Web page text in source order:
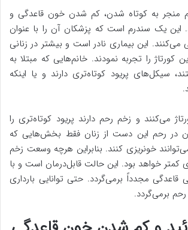
منجر به کوتاه شدن، کم شدن خون قاعدگی و
این یک سندرم است که پزشکان آن را با عنوان
می‌کنند. این بیماری نادر است و بیشتر در زنانی
کورتاژ را تجربه نمودند. خانم‌هایی که مبتلا به
سیکل‌های پریود کوتاه‌تری دارند و یا اینکه
می‌کنند و زخم رحم دارند پریود کوتاه‌تری را
در رحم این دست از زنان فقط بخش‌هایی که
خونریزی کنند. بنابراین هرچه وسعت زخم
کمتر خواهد بود. این حالت قابل‌درمان است و با
مجدداً برمی‌گردد. حتی توانایی بارداری
برمی‌گردد.